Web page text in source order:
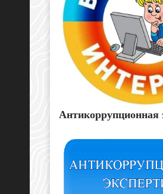
Антикоррупционная